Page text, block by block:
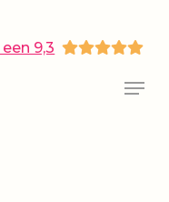
9,3
Menu
Close